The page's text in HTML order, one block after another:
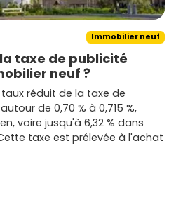
d'achat, anticipe lesfrais
2 à 3 %dans le neuf), la cuisine
sous conditions de revenus
enlogement
B1). Renseigne-toi pour vérifier
(LMNP) peut alléger
Les dispositifs évoluent : vérifie
de t'engager.
Immobilier neuf
taxe de publicité
neuf ?
réduit de la taxe de
de 0,70 % à 0,715 %,
voire jusqu'à 6,32 % dans
taxe est prélevée à l'achat